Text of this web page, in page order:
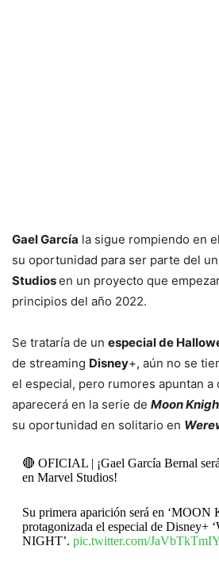
Gael García la sigue rompiendo en
su oportunidad para ser parte del
Studiosen un proyecto que
principios del año 2022.
Se trataría de un especial de
de streaming Disney+, aún no se
el especial, pero rumores apuntan a
aparecerá en la serie de Moon
su oportunidad en solitario en
🔴 OFICIAL | ¡Gael García Bernal
en Marvel Studios!
Su primera aparición será en ‘MOON
protagonizada el especial de Disney+
NIGHT’. pic.twitter.com/